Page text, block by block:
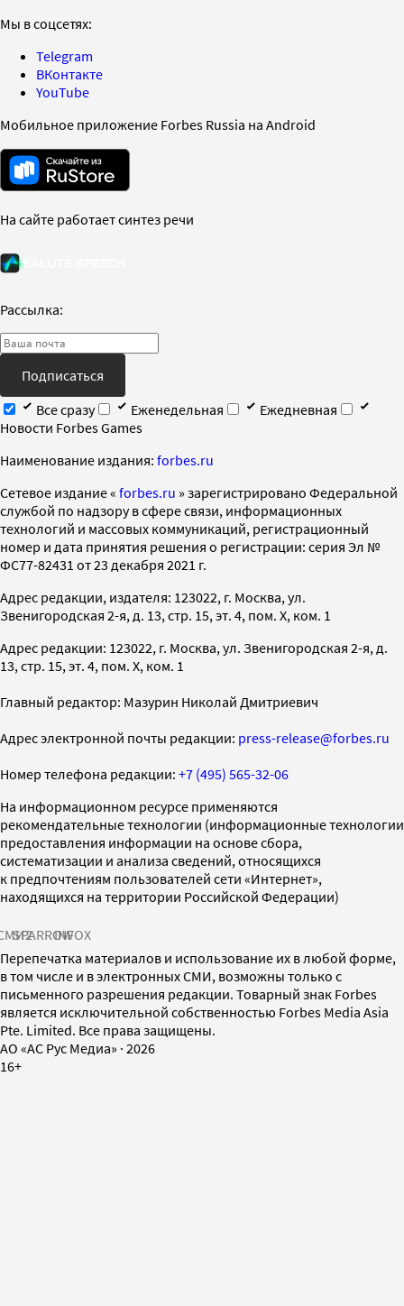
Мы в соцсетях:
Telegram
ВКонтакте
YouTube
Мобильное приложение Forbes Russia на Android
На сайте работает синтез речи
Рассылка:
Подписаться
Все сразу
Еженедельная
Ежедневная
Новости Forbes Games
Наименование издания: forbes.ru
Cетевое издание « forbes.ru » зарегистрировано Федеральной
службой по надзору в сфере связи, информационных
технологий и массовых коммуникаций, регистрационный
номер и дата принятия решения о регистрации: серия Эл №
ФС77-82431 от 23 декабря 2021 г.
Адрес редакции, издателя: 123022, г. Москва, ул.
Звенигородская 2-я, д. 13, стр. 15, эт. 4, пом. X, ком. 1
Адрес редакции: 123022, г. Москва, ул. Звенигородская 2-я, д.
13, стр. 15, эт. 4, пом. X, ком. 1
Главный редактор: Мазурин Николай Дмитриевич
Адрес электронной почты редакции: press-release@forbes.ru
Номер телефона редакции: +7 (495) 565-32-06
На информационном ресурсе применяются
рекомендательные технологии (информационные технологии
предоставления информации на основе сбора,
систематизации и анализа сведений, относящихся
к предпочтениям пользователей сети «Интернет»,
находящихся на территории Российской Федерации)
SPARROWINFOX
Перепечатка материалов и использование их в любой форме,
в том числе и в электронных СМИ, возможны только с
письменного разрешения редакции. Товарный знак Forbes
является исключительной собственностью Forbes Media Asia
Pte. Limited. Все права защищены.
AO «АС Рус Медиа» · 2026
16+